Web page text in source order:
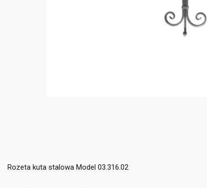
Rozeta kuta stalowa Model 03.316.02